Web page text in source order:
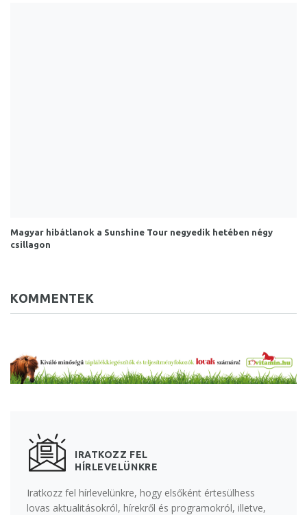
Magyar hibátlanok a Sunshine Tour negyedik hetében négy
csillagon
KOMMENTEK
IRATKOZZ FEL
HÍRLEVELÜNKRE
Iratkozz fel hírlevelünkre, hogy elsőként értesülhess
lovas aktualitásokról, hírekről és programokról, illetve,